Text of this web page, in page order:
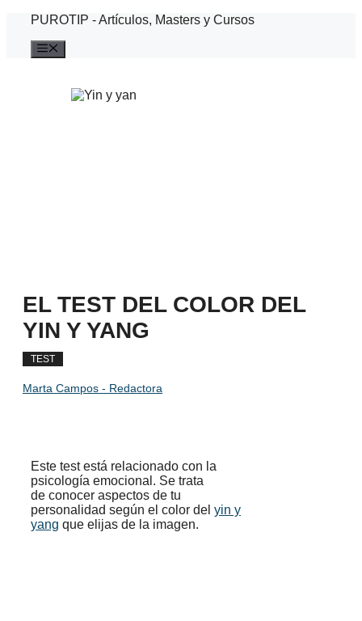
Saltar
contenido
PUROTIP - Artículos, Masters y Cursos
EL TEST DEL COLOR DEL
YIN Y YANG
TEST
Marta Campos - Redactora
Este test está relacionado con la
psicología emocional. Se trata
de conocer aspectos de tu
personalidad según el color del yin y
yang que elijas de la imagen.